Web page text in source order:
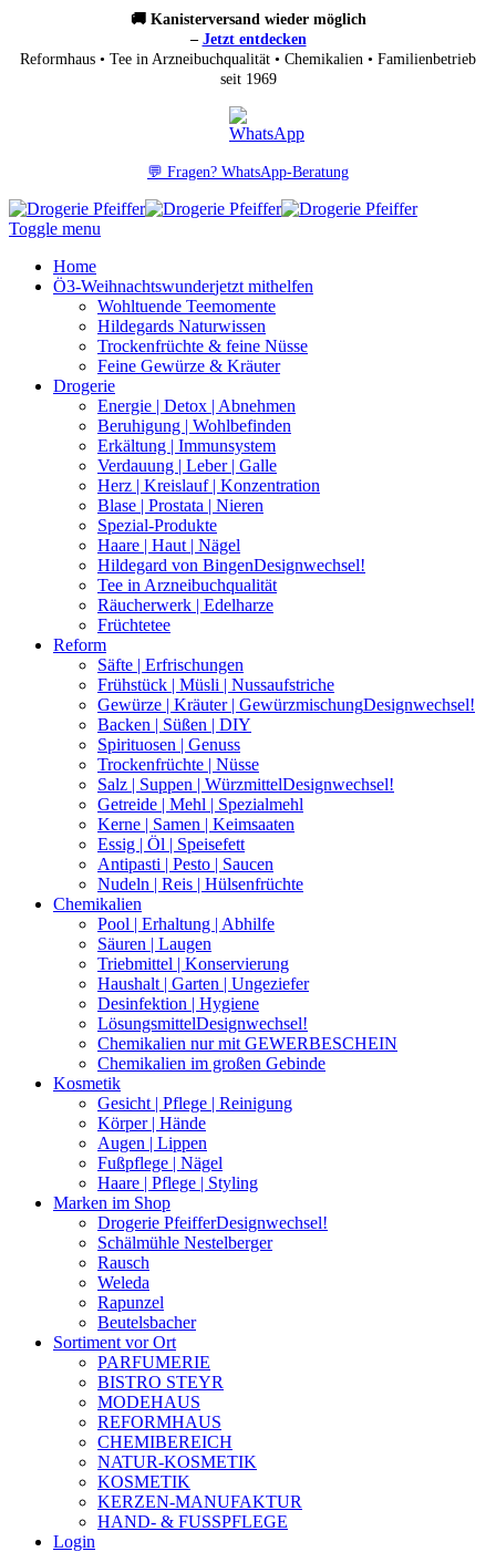
🚚 Kanisterversand wieder möglich
– Jetzt entdecken
Reformhaus • Tee in Arzneibuchqualität • Chemikalien • Familienbetrieb
seit 1969
💬 Fragen? WhatsApp-Beratung
Toggle menu
Home
Ö3-Weihnachtswunderjetzt mithelfen
Wohltuende Teemomente
Hildegards Naturwissen
Trockenfrüchte & feine Nüsse
Feine Gewürze & Kräuter
Drogerie
Energie | Detox | Abnehmen
Beruhigung | Wohlbefinden
Erkältung | Immunsystem
Verdauung | Leber | Galle
Herz | Kreislauf | Konzentration
Blase | Prostata | Nieren
Spezial-Produkte
Haare | Haut | Nägel
Hildegard von BingenDesignwechsel!
Tee in Arzneibuchqualität
Räucherwerk | Edelharze
Früchtetee
Reform
Säfte | Erfrischungen
Frühstück | Müsli | Nussaufstriche
Gewürze | Kräuter | GewürzmischungDesignwechsel!
Backen | Süßen | DIY
Spirituosen | Genuss
Trockenfrüchte | Nüsse
Salz | Suppen | WürzmittelDesignwechsel!
Getreide | Mehl | Spezialmehl
Kerne | Samen | Keimsaaten
Essig | Öl | Speisefett
Antipasti | Pesto | Saucen
Nudeln | Reis | Hülsenfrüchte
Chemikalien
Pool | Erhaltung | Abhilfe
Säuren | Laugen
Triebmittel | Konservierung
Haushalt | Garten | Ungeziefer
Desinfektion | Hygiene
LösungsmittelDesignwechsel!
Chemikalien nur mit GEWERBESCHEIN
Chemikalien im großen Gebinde
Kosmetik
Gesicht | Pflege | Reinigung
Körper | Hände
Augen | Lippen
Fußpflege | Nägel
Haare | Pflege | Styling
Marken im Shop
Drogerie PfeifferDesignwechsel!
Schälmühle Nestelberger
Rausch
Weleda
Rapunzel
Beutelsbacher
Sortiment vor Ort
PARFUMERIE
BISTRO STEYR
MODEHAUS
REFORMHAUS
CHEMIBEREICH
NATUR-KOSMETIK
KOSMETIK
KERZEN-MANUFAKTUR
HAND- & FUSSPFLEGE
Login